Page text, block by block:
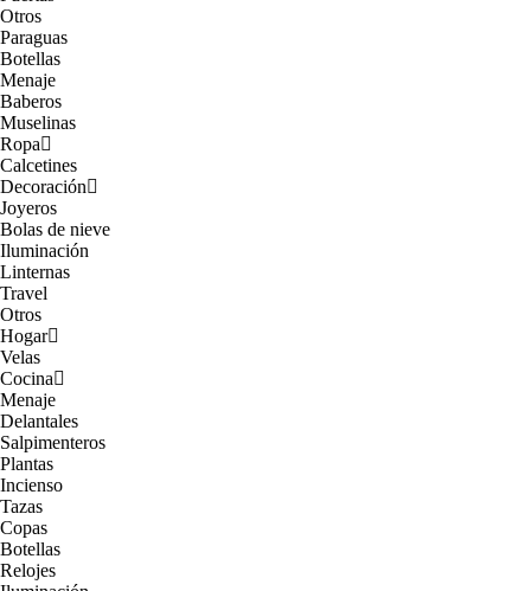
Otros
Paraguas
Botellas
Menaje
Baberos
Muselinas
Ropa
Calcetines
Decoración
Joyeros
Bolas de nieve
Iluminación
Linternas
Travel
Otros
Hogar
Velas
Cocina
Menaje
Delantales
Salpimenteros
Plantas
Incienso
Tazas
Copas
Botellas
Relojes